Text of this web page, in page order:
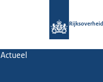
Rijksoverheid
Actueel